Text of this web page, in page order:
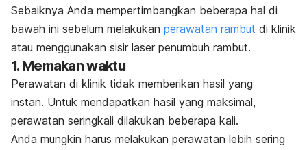
Sebaiknya Anda mempertimbangkan beberapa hal di
bawah ini sebelum melakukan perawatan rambut di klinik
atau menggunakan sisir laser penumbuh rambut.
1. Memakan waktu
Perawatan di klinik tidak memberikan hasil yang
instan. Untuk mendapatkan hasil yang maksimal,
perawatan seringkali dilakukan beberapa kali.
Anda mungkin harus melakukan perawatan lebih sering